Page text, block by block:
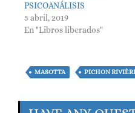
PSICOANÁLISIS
5 abril, 2019
En "Libros liberados"
MASOTTA PICHON